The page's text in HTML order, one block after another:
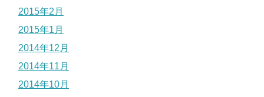
2015年2月
2015年1月
2014年12月
2014年11月
2014年10月